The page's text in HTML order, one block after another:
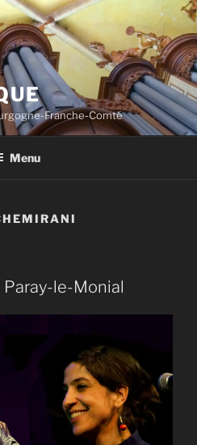
Franche-Comté
Menu
Paray-le-Monial